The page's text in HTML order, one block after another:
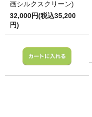
画シルクスクリーン)
32,000円(税込35,200
円)